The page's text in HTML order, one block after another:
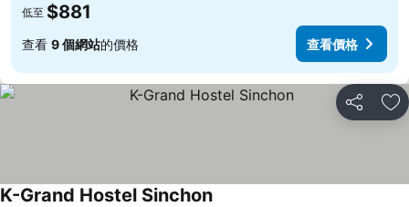
低至 $881
查看 9 個網站的價格 查看價格
分享 放
K-Grand Hostel Sinchon